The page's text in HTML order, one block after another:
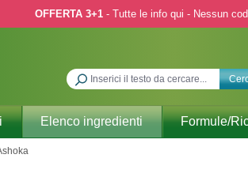
OFFERTA 3+1- Tutte le info qui - Nessun
Elenco ingredienti Formule/